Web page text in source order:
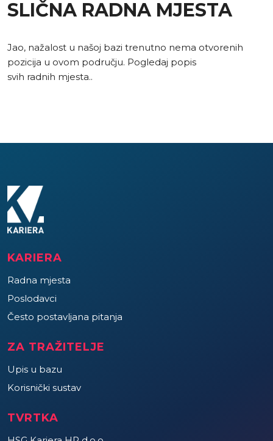
SLIČNA RADNA MJESTA
Jao, nažalost u našoj bazi trenutno nema otvorenih
pozicija u ovom području. Pogledaj popis
svih radnih mjesta..
KARIERA
Radna mjesta
Poslodavci
Često postavljana pitanja
ZA TRAŽITELJE
Upis u bazu
Korisnički sustav
TVRTKA